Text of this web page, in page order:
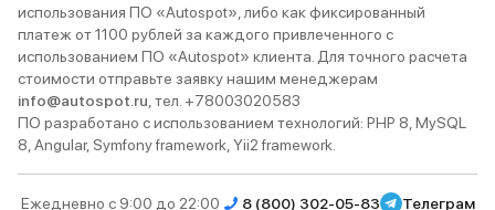
использования ПО «Autospot», либо как фиксированный
платеж от 1100 рублей за каждого привлеченного с
использованием ПО «Autospot» клиента. Для точного расчета
стоимости отправьте заявку нашим менеджерам
info@autospot.ru , тел. +78003020583
ПО разработано с использованием технологий: PHP 8, MySQL
8, Angular, Symfony framework, Yii2 framework.
Ежедневно с 9:00 до 22:00 8 (800) 302-05-83 Телеграм